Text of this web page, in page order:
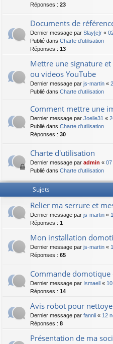
Réponses : 23
Documents de
Dernier message par Slay[e]r «
Publié dans Charte d'utilisation
Réponses : 13
Mettre une signature
ou videos YouTube
Dernier message par js-martin «
Publié dans Charte d'utilisation
Comment mettre une
Dernier message par Joelle31 «
Publié dans Charte d'utilisation
Réponses : 30
Charte d'utilisation
Dernier message par admin « 07
Publié dans Charte d'utilisation
Sujets
Relier ma serrure et
Dernier message par js-martin «
Réponses : 1
Mon installation
Dernier message par js-martin «
Réponses : 65
Commande
Dernier message par Ismaell «
Réponses : 14
Avis robot pour
Dernier message par fannii « 12
Réponses : 8
Présentation de ma